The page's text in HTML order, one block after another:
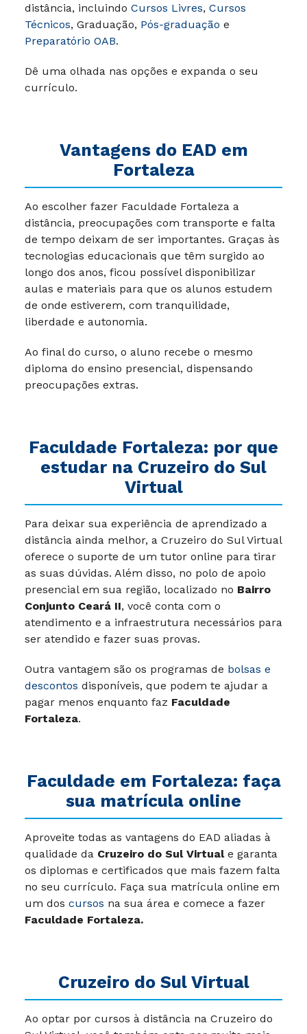
distância, incluindo Cursos Livres, Cursos
Técnicos, Graduação, Pós-graduação e
Preparatório OAB.
Dê uma olhada nas opções e expanda o seu
currículo.
Vantagens do EAD em
Fortaleza
Ao escolher fazer Faculdade Fortaleza a
distância, preocupações com transporte e falta
de tempo deixam de ser importantes. Graças às
tecnologias educacionais que têm surgido ao
longo dos anos, ficou possível disponibilizar
aulas e materiais para que os alunos estudem
de onde estiverem, com tranquilidade,
liberdade e autonomia.
Ao final do curso, o aluno recebe o mesmo
diploma do ensino presencial, dispensando
preocupações extras.
Faculdade Fortaleza: por que
estudar na Cruzeiro do Sul
Virtual
Para deixar sua experiência de aprendizado a
distância ainda melhor, a Cruzeiro do Sul Virtual
oferece o suporte de um tutor online para tirar
as suas dúvidas. Além disso, no polo de apoio
presencial em sua região, localizado no Bairro
Conjunto Ceará II, você conta com o
atendimento e a infraestrutura necessários para
ser atendido e fazer suas provas.
Outra vantagem são os programas de bolsas e
descontos disponíveis, que podem te ajudar a
pagar menos enquanto faz Faculdade
Fortaleza.
Faculdade em Fortaleza: faça
sua matrícula online
Aproveite todas as vantagens do EAD aliadas à
qualidade da Cruzeiro do Sul Virtuale garanta
os diplomas e certificados que mais fazem falta
no seu currículo. Faça sua matrícula online em
um dos cursos na sua área e comece a fazer
Faculdade Fortaleza.
Cruzeiro do Sul Virtual
Ao optar por cursos à distância na Cruzeiro do